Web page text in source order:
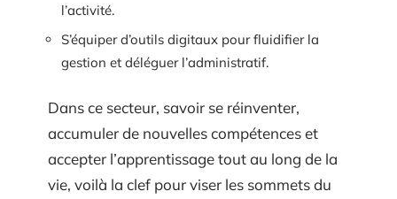
l’activité.
S’équiper d’outils digitaux pour fluidifier la
gestion et déléguer l’administratif.
Dans ce secteur, savoir se réinventer,
accumuler de nouvelles compétences et
accepter l’apprentissage tout au long de la
vie, voilà la clef pour viser les sommets du